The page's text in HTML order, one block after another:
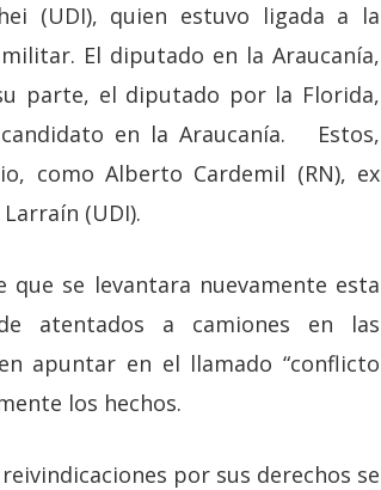
(UDI), quien estuvo ligada a la
El diputado en la Araucanía,
parte, el diputado por la Florida,
en la Araucanía. Estos,
como Alberto Cardemil (RN), ex
(UDI).
que se levantara nuevamente esta
atentados a camiones en las
apuntar en el llamado “conflicto
los hechos.
por sus derechos se